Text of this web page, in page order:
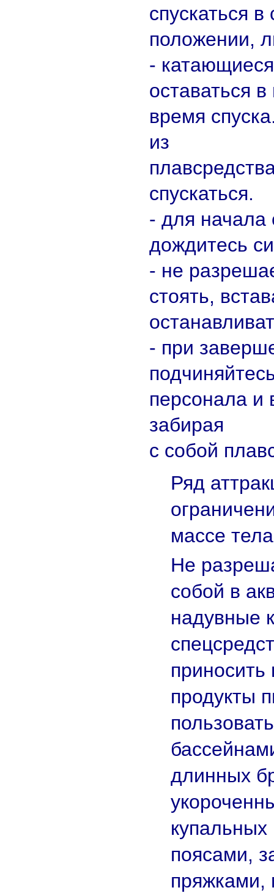
спускаться
положении,
-
оставаться
время
из
спускаться.
- для начала
дождитесь
- не
стоять,
- при
персонала и
забирая
с собой
Ряд
массе
Не
собой в
надувные
приносить
продукты
длинных
поясами,
пряжками,